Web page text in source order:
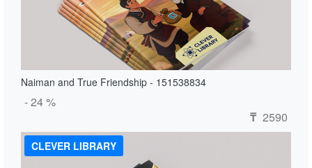
Naiman and True Friendship - 151538834
- 24 %
₸ 2590
CLEVER LIBRARY